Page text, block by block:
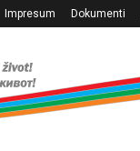
Impresum Dokumenti